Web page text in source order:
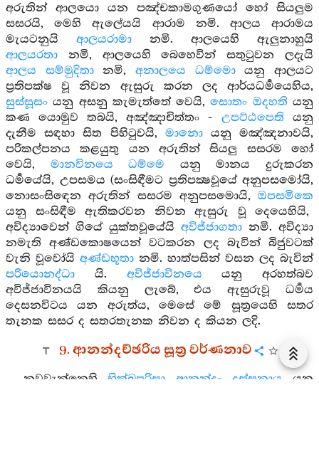
අරුතින් ආලයො යන පඤ්චකාමගුණයෝ හෝ සියලුම
සසරයි, මෙහි ඇලේයයි ආරාම නමි. ආලය ආරාමය
මැයටනුයි ආලයරාමා නමි. ආලයෙහි ඇලුනාහුයි
ආලයරතා නමි, ආලයෙහි බෙහෙවින් සතුටුවන ලදැයි
ආලය සම්මුදිතානමි,අනාලයෙ ධම්මොයනු ආලයට
ප්‍රතිපක්ෂ වූ නිවන ඇසුරු කරන ලද ආර්යධර්‍මයෙහිය,
සුස්සූසං යනු අසනු කැමැත්තේ වෙයි,සොතං ඔදහති යනු
කණ යොමුව තබයි, අඤ්ඤාචිත්තං - උපට්ඨපෙති යනු
දැනීම සඳහා සිත පිහිටුවයි, මානොයනු මඤ්ඤනාවයි,
පරිකල්පනය කළයුතු යන අරුතින් සියලු සසරම හෝ
වෙයි, මානවිනයෙ ධම්මෙ යනු මානය දුරුකරන
ධර්‍මයේයි, උපසමය (සංසිඳීමට ප්‍රතිපක්‍ෂවූයේ අනුපසමෝයි,
නොසංසිඳෙන අරුතින් සසරම අනුපසමොයි, ඔපසමිකෙ
යනු සංසිඳීම ඇතිකරවන නිවන ඇසුරු වූ දෙයෙහියි,
අවිද්‍යාවෙන් ගියේ යුක්තවූයේයි අවිජ්ජාගතා නමි. අවිද්‍යා
නමැති අණ්ඩකොෂයෙන් වටකරන ලද බැවින් බිජුවටක්
වැනි වූවෝයි අණ්ඩභූතා නමි. හාත්පසින් වසන ලද බැවින්
පරියොනද්ධා යි. අවිජ්ජාවිනයෙයනු අරහත්බව
අවිජ්ජාවිනයයි කියනු ලැබේ, එය ඇසුරුවූ ධර්‍මය
දෙසනවිටය යන අරුත්ය, මෙසේ මේ සූත්‍රයෙහි සතර
තැනක සසර ද සතරතැනක නිවන ද කියන ලදි.
9. ආනන්දච්ඡරිය සූත්‍ර වර්ණනාව
නවවැන්නෙහිභික්ඛුපරිසා ආනන්දං දස්සනාය යනු